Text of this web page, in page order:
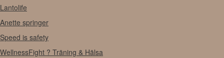
Lantolife
Anette springer
Speed is safety
WellnessFight ? Träning & Hälsa